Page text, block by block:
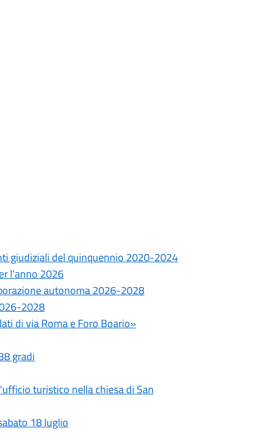
giudiziali del quinquennio 2020-2024
l'anno 2026
autonoma 2026-2028
2028
di via Roma e Foro Boario»
gradi
turistico nella chiesa di San
18 luglio